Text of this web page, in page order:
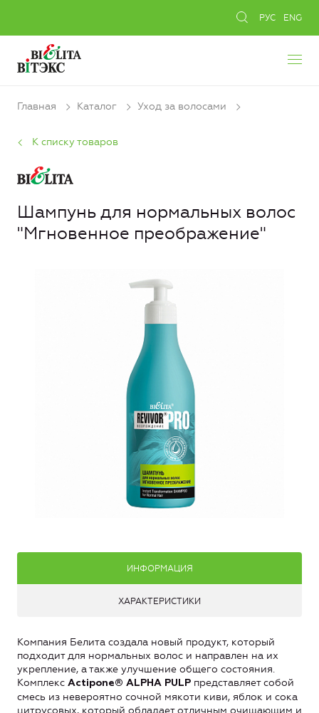
РУС ENG
Главная Каталог Уход за волосами
К списку товаров
Шампунь для нормальных волос
"Мгновенное преображение"
ИНФОРМАЦИЯ
ХАРАКТЕРИСТИКИ
Компания Белита создала новый продукт, который
подходит для нормальных волос и направлен на их
укрепление, а также улучшение общего состояния.
Комплекс Actipone® ALPHA PULP представляет собой
смесь из невероятно сочной мякоти киви, яблок и сока